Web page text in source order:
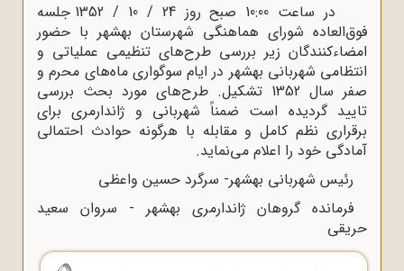
در ساعت 10:00 صبح روز 24 / 10 / 1352 جلسه
فوق‌العاده شورای هماهنگی شهرستان بهشهر با حضور
امضاءکنندگان زیر بررسی طرح‌های تنظیمی عملیاتی و
انتظامی شهربانی بهشهر در ایام سوگواری ماه‌های محرم و
صفر سال 1352 تشکیل. طرح‌های مورد بحث بررسی
تایید گردیده است ضمناً شهربانی و ژاندارمری برای
برقراری نظم کامل و مقابله با هرگونه حوادث احتمالی
آمادگی خود را اعلام می‌نماید.
رئیس شهربانی بهشهر- سرگرد حسین واعظی
فرمانده گروهان ژاندارمری بهشهر - سروان سعید
حریقی